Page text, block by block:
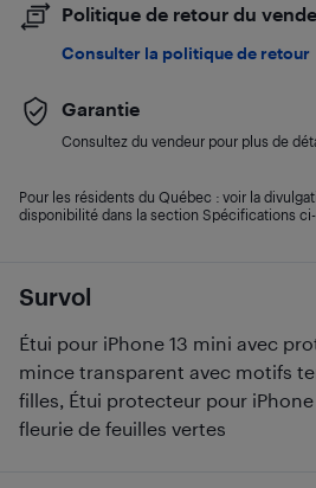
Survol
Étui pour iPhone 13 mini avec
mince transparent avec motifs
filles, Étui protecteur pour
fleurie de feuilles vertes
Politique de retour du
Consulter la politique de retour
Garantie
Consultez du vendeur pour plus de
Pour les résidents du Québec : voir la
disponibilité dans la section Spécifications ci-